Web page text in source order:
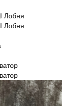
Лобня
Лобня